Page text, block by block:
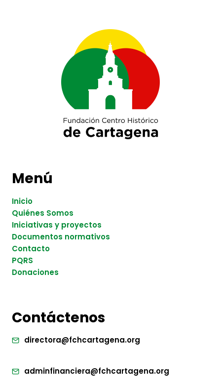
Menú
Inicio
Quiénes Somos
Iniciativas y proyectos
Documentos normativos
Contacto
PQRS
Donaciones
Contáctenos
directora@fchcartagena.org
adminfinanciera@fchcartagena.org